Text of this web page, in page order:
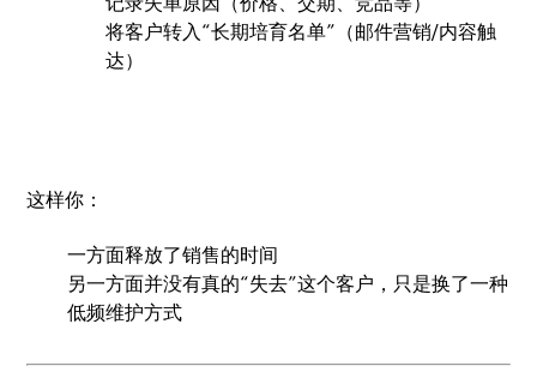
将客户转入“长期培育名单”（邮件营销/内容触
达）
这样你：
一方面释放了销售的时间
另一方面并没有真的“失去”这个客户，只是换了一种
低频维护方式